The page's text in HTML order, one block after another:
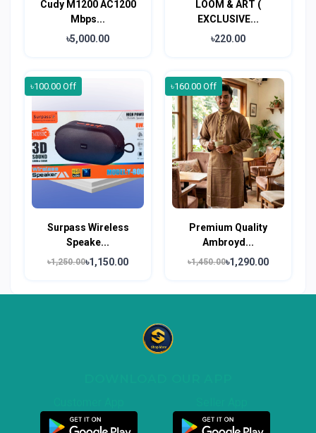
Cudy M1200 AC1200
Mbps...
৳5,000.00
LOOM & ART (
EXCLUSIVE...
৳220.00
৳100.00 Off
Surpass Wireless
Speake...
৳1,250.00৳1,150.00
৳160.00 Off
Premium Quality
Ambroyd...
৳1,450.00৳1,290.00